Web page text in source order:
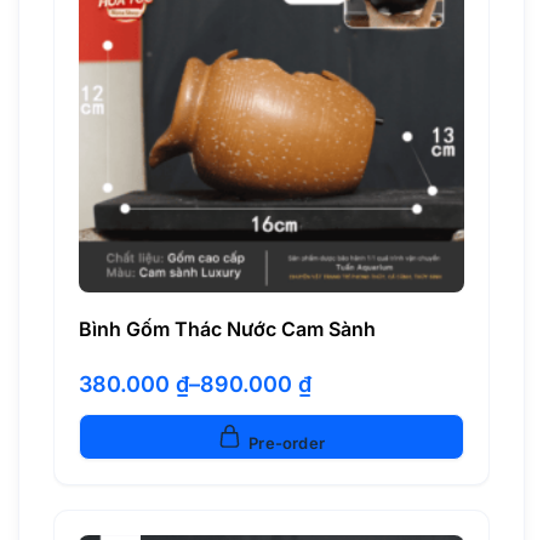
Bình Gốm Thác Nước Cam Sành
380.000 ₫–890.000 ₫
Khoảng
giá:
từ
380.000 ₫ Pre-order